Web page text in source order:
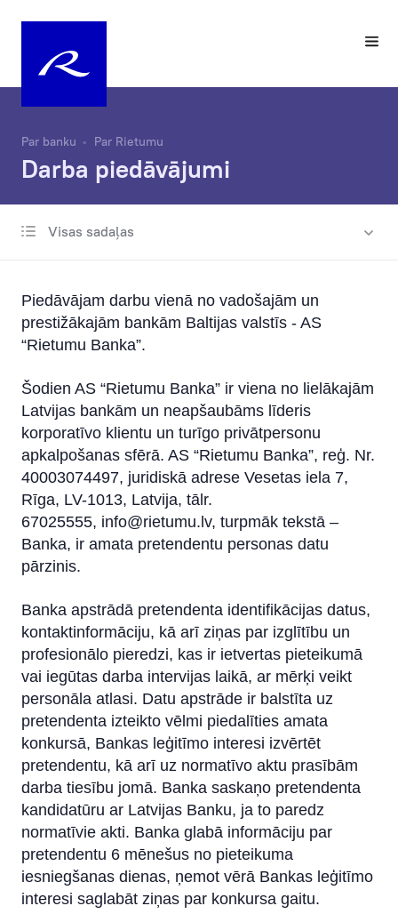
Par banku Par Rietumu
Darba piedāvājumi
Visas sadaļas
Par mums
Labdarības fonds
Vadība
Darba piedāvājumi
Ierosinājumi un sūdzības
Ilgtspēja
Piedāvājam darbu vienā no vadošajām un
prestižākajām bankām Baltijas valstīs - AS
“Rietumu Banka”.
Šodien AS “Rietumu Banka” ir viena no lielākajām
Latvijas bankām un neapšaubāms līderis
korporatīvo klientu un turīgo privātpersonu
apkalpošanas sfērā. AS “Rietumu Banka”, reģ. Nr.
40003074497, juridiskā adrese Vesetas iela 7,
Rīga, LV-1013, Latvija, tālr.
67025555, info@rietumu.lv, turpmāk tekstā –
Banka, ir amata pretendentu personas datu
pārzinis.
Banka apstrādā pretendenta identifikācijas datus,
kontaktinformāciju, kā arī ziņas par izglītību un
profesionālo pieredzi, kas ir ietvertas pieteikumā
vai iegūtas darba intervijas laikā, ar mērķi veikt
personāla atlasi. Datu apstrāde ir balstīta uz
pretendenta izteikto vēlmi piedalīties amata
konkursā, Bankas leģitīmo interesi izvērtēt
pretendentu, kā arī uz normatīvo aktu prasībām
darba tiesību jomā. Banka saskaņo pretendenta
kandidatūru ar Latvijas Banku, ja to paredz
normatīvie akti. Banka glabā informāciju par
pretendentu 6 mēnešus no pieteikuma
iesniegšanas dienas, ņemot vērā Bankas leģitīmo
interesi saglabāt ziņas par konkursa gaitu.